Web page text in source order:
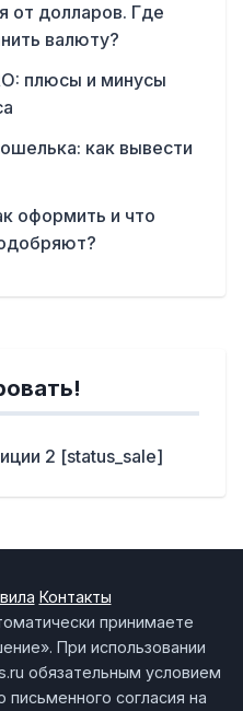
от долларов. Где
валюту?
плюсы и минусы
как вывести
оформить и что
Контакты
принимаете
При использовании
обязательным условием
письменного согласия на